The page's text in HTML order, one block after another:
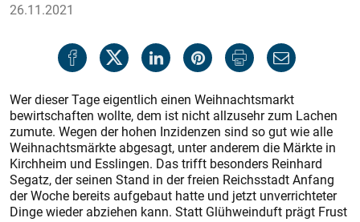
26.11.2021
Wer dieser Tage eigentlich einen Weihnachtsmarkt
bewirtschaften wollte, dem ist nicht allzusehr zum Lachen
zumute. Wegen der hohen Inzidenzen sind so gut wie alle
Weihnachtsmärkte abgesagt, unter anderem die Märkte in
Kirchheim und Esslingen. Das trifft besonders Reinhard
Segatz, der seinen Stand in der freien Reichsstadt Anfang
der Woche bereits aufgebaut hatte und jetzt unverrichteter
Dinge wieder abziehen kann. Statt Glühweinduft prägt Frust